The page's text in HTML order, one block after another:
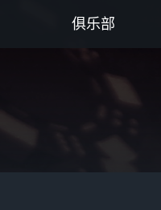
俱乐部